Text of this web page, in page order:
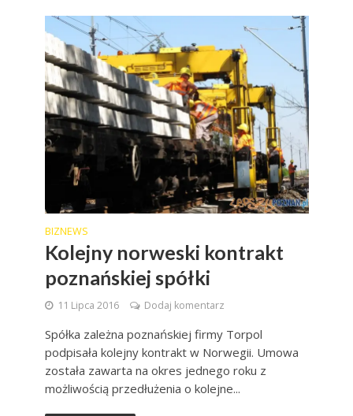
BIZNEWS
Kolejny norweski kontrakt
poznańskiej spółki
11 Lipca 2016 Dodaj komentarz
Spółka zależna poznańskiej firmy Torpol
podpisała kolejny kontrakt w Norwegii. Umowa
została zawarta na okres jednego roku z
możliwością przedłużenia o kolejne...